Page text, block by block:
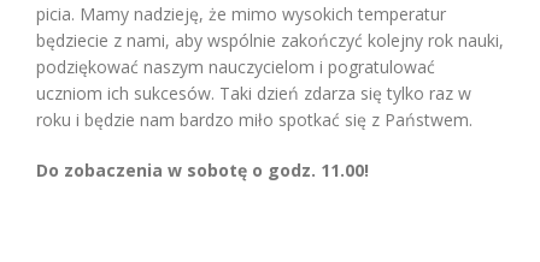
picia. Mamy nadzieję, że mimo wysokich temperatur
będziecie z nami, aby wspólnie zakończyć kolejny rok nauki,
podziękować naszym nauczycielom i pogratulować
uczniom ich sukcesów. Taki dzień zdarza się tylko raz w
roku i będzie nam bardzo miło spotkać się z Państwem.
Do zobaczenia w sobotę o godz. 11.00!